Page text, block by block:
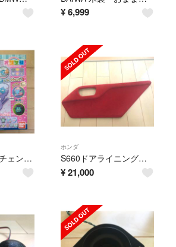
¥ 6,999
オリケシ ラブチェン❤️いろいろチェンジ！DXコレクションBoxセット
ホンダ
S660ドアライニングパネル(左右セット)
¥ 21,000